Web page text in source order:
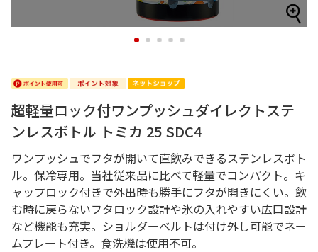
1 2 3 4 5
超軽量ロック付ワンプッシュダイレクトステ
ンレスボトル トミカ 25 SDC4
ワンプッシュでフタが開いて直飲みできるステンレスボト
ル。保冷専用。当社従来品に比べて軽量でコンパクト。キ
ャップロック付きで外出時も勝手にフタが開きにくい。飲
む時に戻らないフタロック設計や氷の入れやすい広口設計
など機能も充実。ショルダーベルトは付け外し可能でネー
ムプレート付き。食洗機は使用不可。